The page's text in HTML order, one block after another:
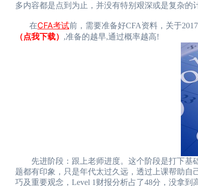
多内容都是点到为止，并没有特别艰深或是复杂的
在CFA考试前，需要准备好CFA资料，关于
（点我下载） ,准备的越早,通过概率越高!
先进阶段：跟上老师进度。这个阶段是打下基
题都有印象，只是年代太过久远，透过上课帮助
巧及重要观念，Level 1财报分析占了48分，没拿到